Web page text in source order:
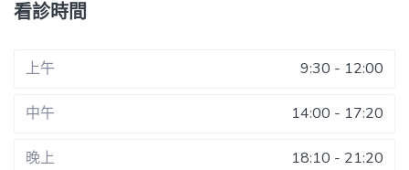
看診時間
上午 9:30 - 12:00
中午 14:00 - 17:20
晚上 18:10 - 21:20